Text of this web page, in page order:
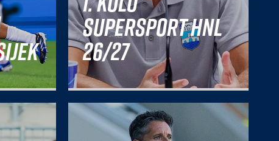
SuperSport HNL
26/27